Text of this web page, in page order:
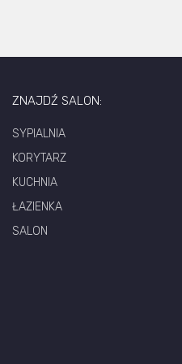
ZNAJDŹ SALON:
SYPIALNIA
KORYTARZ
KUCHNIA
ŁAZIENKA
SALON